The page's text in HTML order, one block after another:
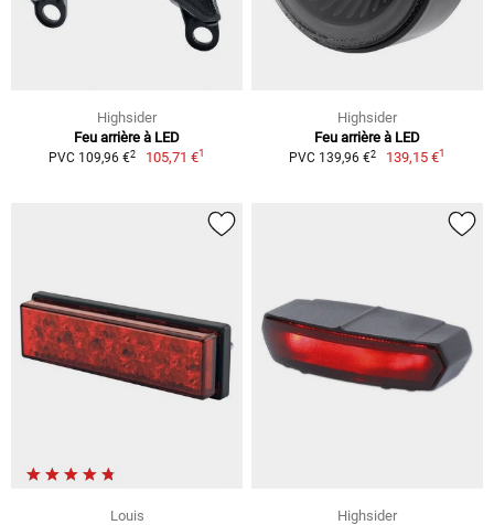
Highsider
Feu arrière à LED
PVC 109,96 €2 105,71 €1
Highsider
Feu arrière à LED
PVC 139,96 €2 139,15 €1
Louis
Highsider